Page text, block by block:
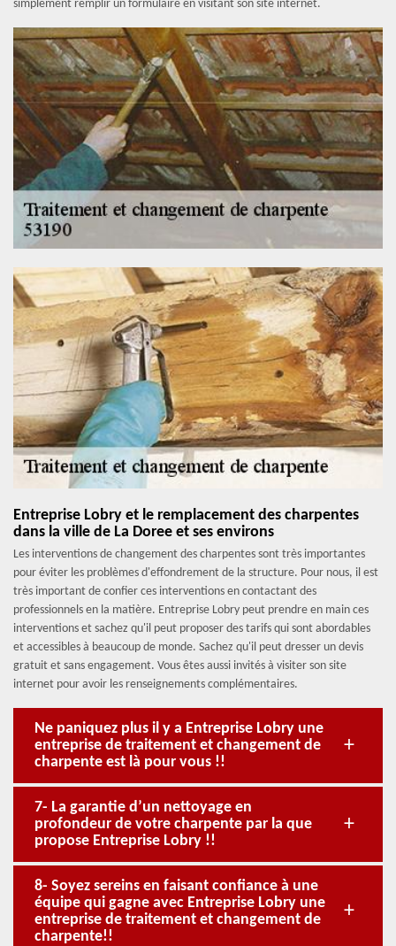
simplement remplir un formulaire en visitant son site internet.
Entreprise Lobry et le remplacement des charpentes
dans la ville de La Doree et ses environs
Les interventions de changement des charpentes sont très importantes
pour éviter les problèmes d'effondrement de la structure. Pour nous, il est
très important de confier ces interventions en contactant des
professionnels en la matière. Entreprise Lobry peut prendre en main ces
interventions et sachez qu'il peut proposer des tarifs qui sont abordables
et accessibles à beaucoup de monde. Sachez qu'il peut dresser un devis
gratuit et sans engagement. Vous êtes aussi invités à visiter son site
internet pour avoir les renseignements complémentaires.
Ne paniquez plus il y a Entreprise Lobry une
entreprise de traitement et changement de
charpente est là pour vous !!
7- La garantie d’un nettoyage en
profondeur de votre charpente par la que
propose Entreprise Lobry !!
8- Soyez sereins en faisant confiance à une
équipe qui gagne avec Entreprise Lobry une
entreprise de traitement et changement de
charpente!!